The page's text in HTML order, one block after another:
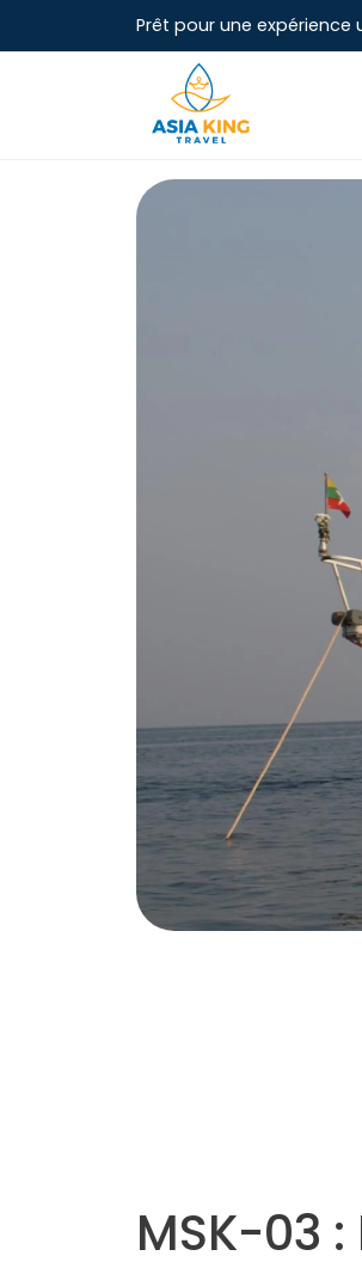
Prêt pour une expérience
MSK-03